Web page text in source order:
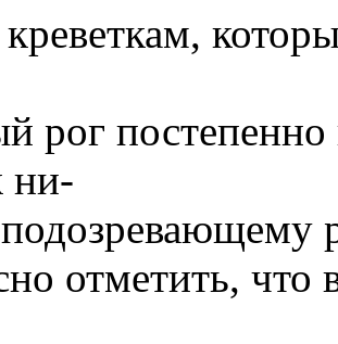
рог
ни-
отметить,